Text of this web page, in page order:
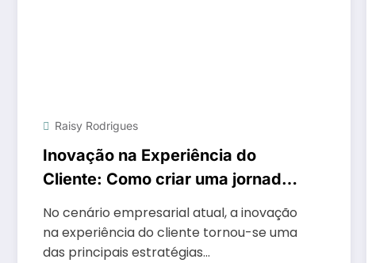
Raisy Rodrigues
Inovação na Experiência do
Cliente: Como criar uma jornada
encantadora em um mundo
digital
No cenário empresarial atual, a inovação
na experiência do cliente tornou-se uma
das principais estratégias…